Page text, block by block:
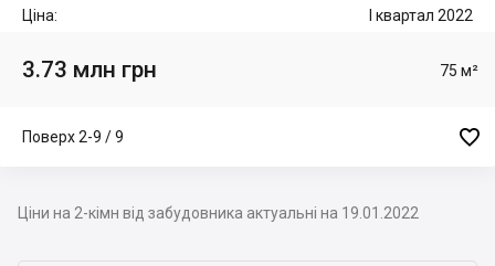
Ціна: I квартал 2022
3.73 млн грн 75 м²
Поверх 2-9 / 9 
Ціни на 2-кімн від забудовника актуальні на 19.01.2022